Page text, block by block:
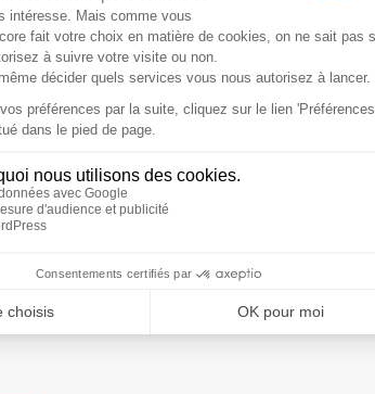
Brexit. Elle a été évaluée côté européen à
difficiles à régler. Des compromis seront
du Brexit, lors d'un discours à Londres.
une relation "spéciale" avec l’UE,
les négociations après les élections
scrutin a été convoqué par Theresa May, qui